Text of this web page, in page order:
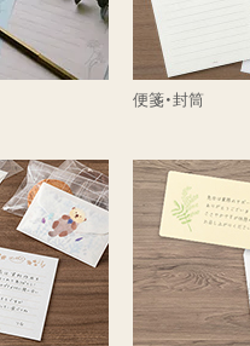
便箋・封筒